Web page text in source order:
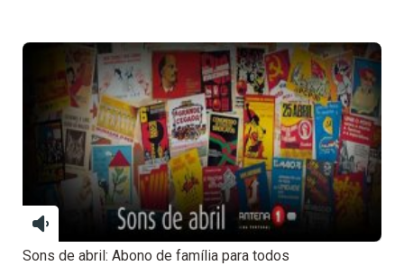
Sons de abril: Abono de família para todos